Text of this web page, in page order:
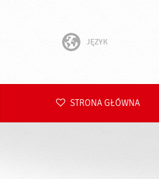
JĘZYK
Hrvatski
STRONA GŁÓWNA